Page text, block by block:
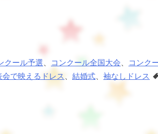
クール予選、 コンクール全国大会、 コンク
会で映えるドレス 、 結婚式、 袖なしドレス